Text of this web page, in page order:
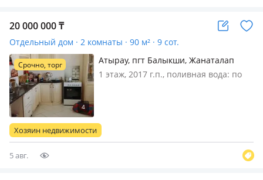
20 000 000₸
Отдельный дом · 2 комнаты · 90 м² · 9 сот.
Срочно, торг
Атырау, пгт Балыкши, Жанаталап
Жамбыл Жабаев 19
1 этаж, 2017 г.п., поливная вода: по
дом в. с. Жанаталап, на берегу Урала.
Дом ограждён, во дворе ест…
Хозяин недвижимости
5 авг.